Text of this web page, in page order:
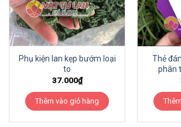
Phụ kiện lan kẹp bướm loại
to
37.000₫
Thêm vào giỏ hàng
Thẻ
phân